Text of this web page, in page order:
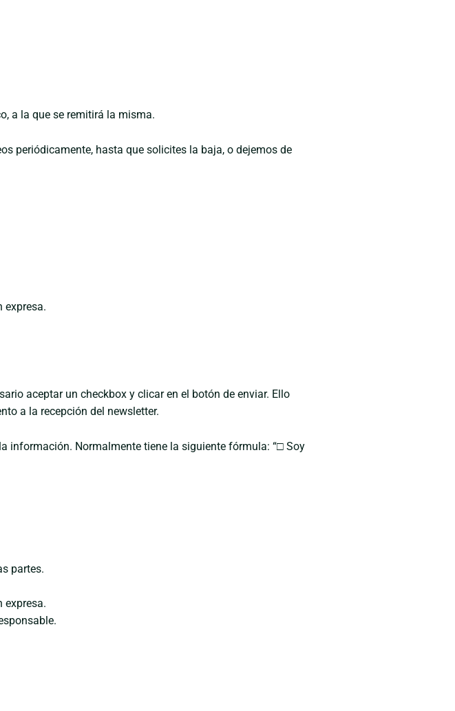
a la que se remitirá la misma.
periódicamente, hasta que solicites la baja, o dejemos de
expresa.
aceptar un checkbox y clicar en el botón de enviar. Ello
a la recepción del newsletter.
información. Normalmente tiene la siguiente fórmula: “□ Soy
partes.
expresa.